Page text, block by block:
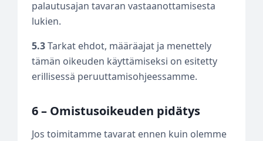
palautusajan tavaran vastaanottamisesta
lukien.
5.3Tarkat ehdot, määräajat ja menettely
tämän oikeuden käyttämiseksi on esitetty
erillisessä peruuttamisohjeessamme.
6 – Omistusoikeuden pidätys
Jos toimitamme tavarat ennen kuin olemme